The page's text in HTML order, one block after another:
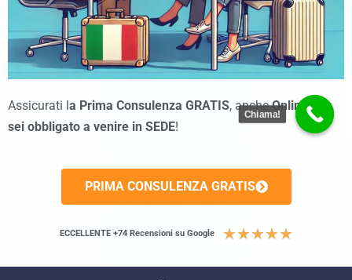
Assicurati la Prima Consulenza GRATIS, ancheOnline non
sei obbligato a venire in SEDE!
PRIMA CONSULENZA GRATIS
ECCELLENTE +74 Recensioni su Google ★★★★★
Chiama!